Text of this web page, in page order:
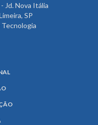
Jd. Nova Itália
SP